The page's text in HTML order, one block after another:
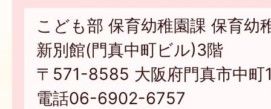
こども部 保育幼稚園課 保育幼
新別館(門真中町ビル)3階
〒571-8585 大阪府門真市中町
電話06-6902-6757